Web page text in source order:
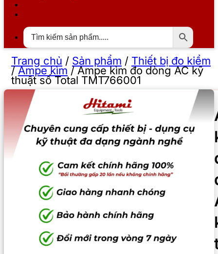
Trang chủ / Sản phẩm / Thiết bị đo kiểm
/Ampe kìm /Ampe kìm đo dòng AC kỹ
thuật số Total TMT766001